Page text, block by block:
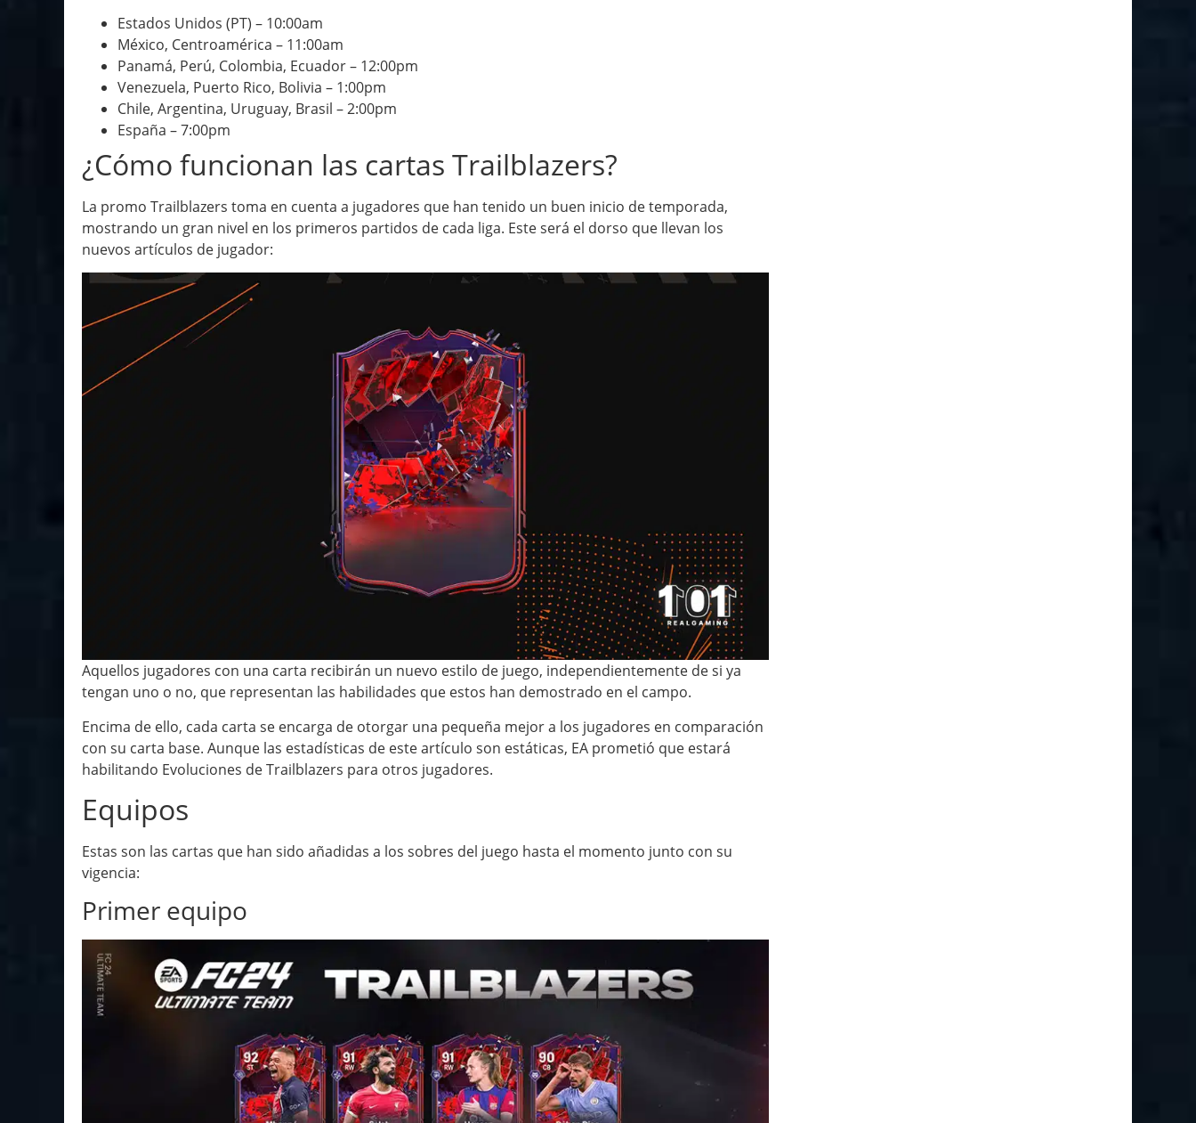
Estados Unidos (PT) – 10:00am
México, Centroamérica – 11:00am
Panamá, Perú, Colombia, Ecuador – 12:00pm
Venezuela, Puerto Rico, Bolivia – 1:00pm
Chile, Argentina, Uruguay, Brasil – 2:00pm
España – 7:00pm
¿Cómo funcionan las cartas Trailblazers?
La promo Trailblazers toma en cuenta a jugadores que han tenido un buen inicio de temporada,
mostrando un gran nivel en los primeros partidos de cada liga. Este será el dorso que llevan los
nuevos artículos de jugador:
Aquellos jugadores con una carta recibirán un nuevo estilo de juego, independientemente de si ya
tengan uno o no, que representan las habilidades que estos han demostrado en el campo.
Encima de ello, cada carta se encarga de otorgar una pequeña mejor a los jugadores en comparación
con su carta base. Aunque las estadísticas de este artículo son estáticas, EA prometió que estará
habilitando Evoluciones de Trailblazers para otros jugadores.
Equipos
Estas son las cartas que han sido añadidas a los sobres del juego hasta el momento junto con su
vigencia:
Primer equipo